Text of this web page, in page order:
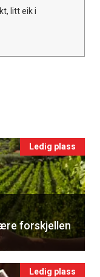
litt eik i
Ledig plass
forskjellen
Ledig plass